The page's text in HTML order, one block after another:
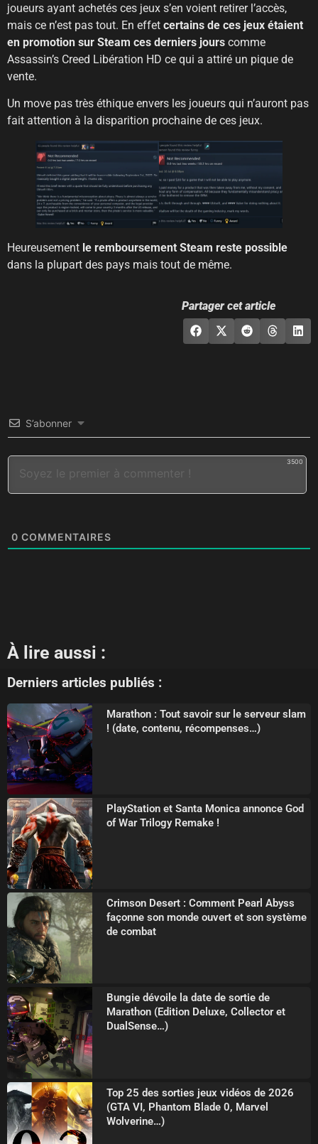
joueurs ayant achetés ces jeux s’en voient retirer l’accès,
mais ce n’est pas tout. En effet certains de ces jeux étaient
en promotion sur Steam ces derniers jours comme
Assassin’s Creed Libération HD ce qui a attiré un pique de
vente.
Un move pas très éthique envers les joueurs qui n’auront pas
fait attention à la disparition prochaine de ces jeux.
Heureusement le remboursement Steam reste possible
dans la plupart des pays mais tout de même.
Partager cet article
S’abonner
3500
0 COMMENTAIRES
À lire aussi :
Derniers articles publiés :
Marathon : Tout savoir sur le serveur slam
! (date, contenu, récompenses…)
PlayStation et Santa Monica annonce God
of War Trilogy Remake !
Crimson Desert : Comment Pearl Abyss
façonne son monde ouvert et son système
de combat
Bungie dévoile la date de sortie de
Marathon (Edition Deluxe, Collector et
DualSense…)
Top 25 des sorties jeux vidéos de 2026
(GTA VI, Phantom Blade 0, Marvel
Wolverine…)